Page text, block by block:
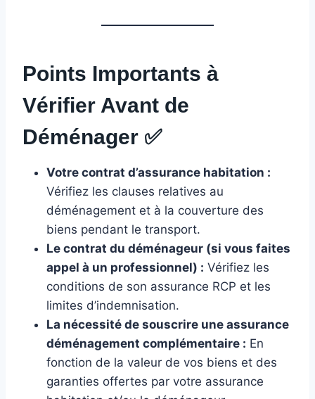
Points Importants à
Vérifier Avant de
Déménager ✅
Votre contrat d’assurance habitation :
Vérifiez les clauses relatives au
déménagement et à la couverture des
biens pendant le transport.
Le contrat du déménageur (si vous faites
appel à un professionnel) : Vérifiez les
conditions de son assurance RCP et les
limites d’indemnisation.
La nécessité de souscrire une assurance
déménagement complémentaire : En
fonction de la valeur de vos biens et des
garanties offertes par votre assurance